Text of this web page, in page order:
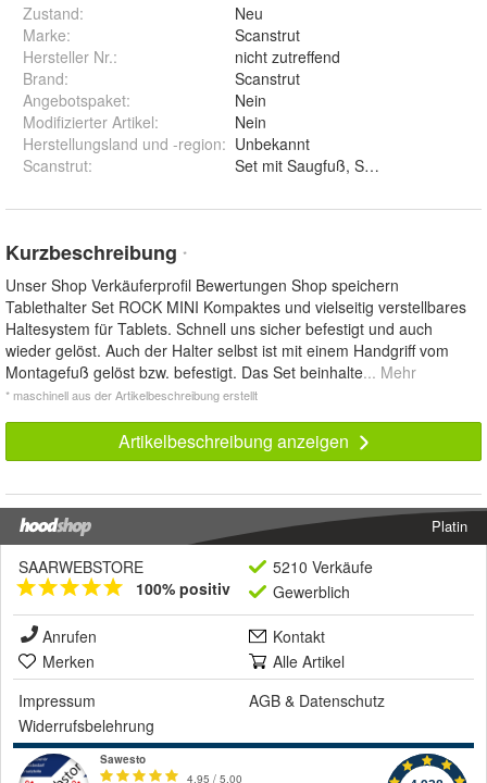
Zustand:
Neu
Marke:
Scanstrut
Hersteller Nr.:
nicht zutreffend
Brand:
Scanstrut
Angebotspaket:
Nein
Modifizierter Artikel:
Nein
Herstellungsland und -region: Unbekannt
Scanstrut:
Kurzbeschreibung *
Unser Shop Verkäuferprofil Bewertungen Shop speichern
Tablethalter Set ROCK MINI Kompaktes und vielseitig verstellbares
Haltesystem für Tablets. Schnell uns sicher befestigt und auch
wieder gelöst. Auch der Halter selbst ist mit einem Handgriff vom
Montagefuß gelöst bzw. befestigt. Das Set beinhalte... Mehr
* maschinell aus der Artikelbeschreibung erstellt
Artikelbeschreibung anzeigen
Platin
SAARWEBSTORE
100% positiv
5210 Verkäufe
Gewerblich
Anrufen
Kontakt
Merken
Alle Artikel
Impressum
AGB & Datenschutz
Widerrufsbelehrung